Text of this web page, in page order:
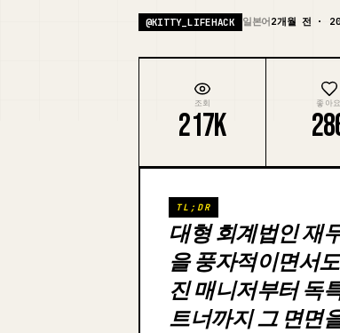
@KITTY_LIFEHACK 일본어2개월 전 ·
조회
217K
좋아요
TL;DR
대형 회계법인 재
을 풍자적이면서
진 매니저부터 독
트너까지 그 면면